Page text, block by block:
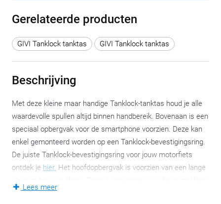
Gerelateerde producten
GIVI Tanklock tanktas GIVI Tanklock tanktas
Beschrijving
Met deze kleine maar handige Tanklock-tanktas houd je alle
waardevolle spullen altijd binnen handbereik. Bovenaan is een
speciaal opbergvak voor de smartphone voorzien. Deze kan
enkel gemonteerd worden op een Tanklock-bevestigingsring.
De juiste Tanklock-bevestigingsring voor jouw motorfiets
ontdek je hier. Het hoofdopbergvak is voorzien van een lange
samen te brengen, kan je met een slotje de tanktas afsluiten.
Lees meer